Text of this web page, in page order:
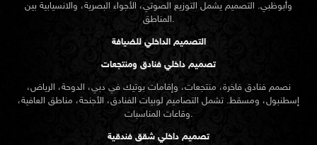
وأبوظبي. التصميم يشمل التوزيع الصوتي، الأجواء البصرية، والانسيابية بين
المناطق.
التصميم الداخلي للضيافة
تصميم داخلي فنادق ومنتجعات
نصمم فنادق فاخرة، منتجعات، وإقامات بوتيك في دبي، الدوحة، الرياض،
إسطنبول، ومسقط. تشمل التصاميم لوبيات الفنادق، الأجنحة، مناطق العافية،
وقاعات المناسبات.
تصميم داخلي شقق فندقية